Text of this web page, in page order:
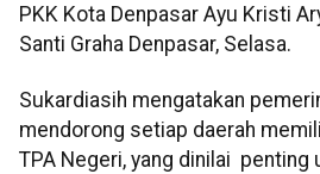
PKK Kota Denpasar Ayu Kristi
Santi Graha Denpasar, Selasa.
Sukardiasih mengatakan
mendorong setiap daerah
TPA Negeri, yang dinilai penting